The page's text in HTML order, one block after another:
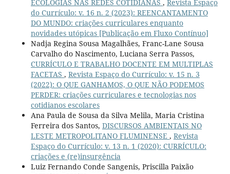
ECOLOGIAS NAS REDES COTIDIANAS , Revista Espaço
do Currículo: v. 16 n. 2 (2023): REENCANTAMENTO
DO MUNDO: criações curriculares enquanto
novidades utópicas [Publicação em Fluxo Contínuo]
Nadja Regina Sousa Magalhães, Franc-Lane Sousa
Carvalho do Nascimento, Luciana Serra Passos,
CURRÍCULO E TRABALHO DOCENTE EM MULTIPLAS
FACETAS , Revista Espaço do Currículo: v. 15 n. 3
(2022): O QUE GANHAMOS, O QUE NÃO PODEMOS
PERDER: criações curriculares e tecnologias nos
cotidianos escolares
Ana Paula de Sousa da Silva Melila, Maria Cristina
Ferreira dos Santos, DISCURSOS AMBIENTAIS NO
LESTE METROPOLITANO FLUMINENSE , Revista
Espaço do Currículo: v. 13 n. 1 (2020): CURRÍCULO:
criações e (re)insurgência
Luiz Fernando Conde Sangenis, Priscilla Paixão